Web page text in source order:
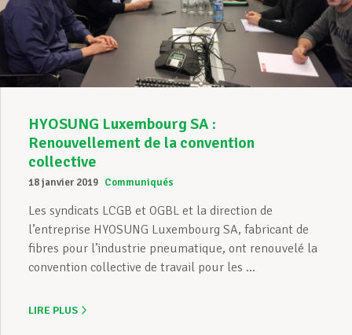
HYOSUNG Luxembourg SA :
Renouvellement de la convention
collective
18 janvier 2019 Communiqués
Les syndicats LCGB et OGBL et la direction de
l’entreprise HYOSUNG Luxembourg SA, fabricant de
fibres pour l’industrie pneumatique, ont renouvelé la
convention collective de travail pour les ...
LIRE PLUS